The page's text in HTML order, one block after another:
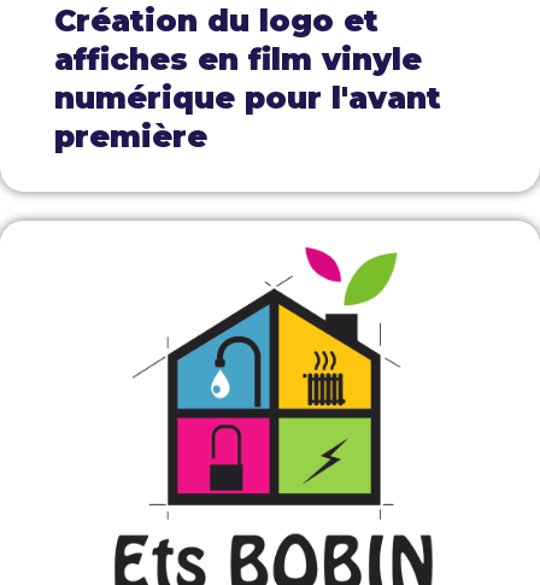
Création du logo et
affiches en film vinyle
numérique pour l'avant
première